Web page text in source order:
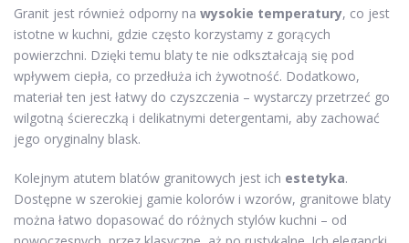
Granit jest również odporny na wysokie temperatury, co jest
istotne w kuchni, gdzie często korzystamy z gorących
powierzchni. Dzięki temu blaty te nie odkształcają się pod
wpływem ciepła, co przedłuża ich żywotność. Dodatkowo,
materiał ten jest łatwy do czyszczenia – wystarczy przetrzeć go
wilgotną ściereczką i delikatnymi detergentami, aby zachować
jego oryginalny blask.
Kolejnym atutem blatów granitowych jest ich estetyka.
Dostępne w szerokiej gamie kolorów i wzorów, granitowe blaty
można łatwo dopasować do różnych stylów kuchni – od